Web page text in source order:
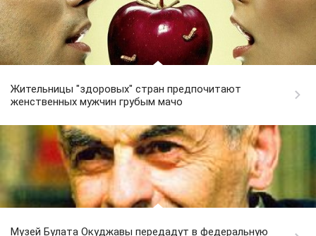
Жительницы "здоровых" стран предпочитают
женственных мужчин грубым мачо
Музей Булата Окуджавы передадут в федеральную